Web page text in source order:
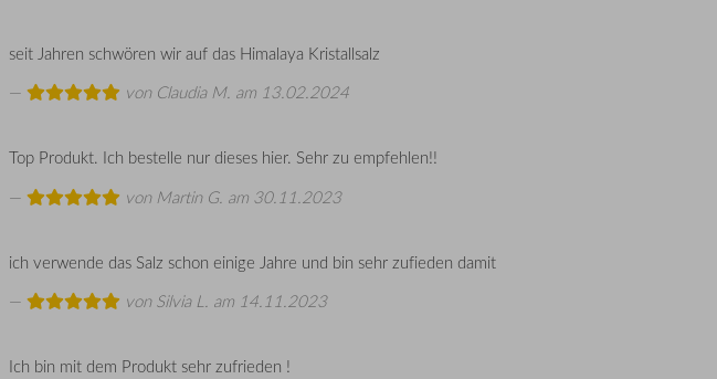
seit Jahren schwören wir auf das Himalaya Kristallsalz
von Claudia M. am 13.02.2024
Top Produkt. Ich bestelle nur dieses hier. Sehr zu empfehlen!!
von Martin G. am 30.11.2023
ich verwende das Salz schon einige Jahre und bin sehr zufieden damit
von Silvia L. am 14.11.2023
Ich bin mit dem Produkt sehr zufrieden !